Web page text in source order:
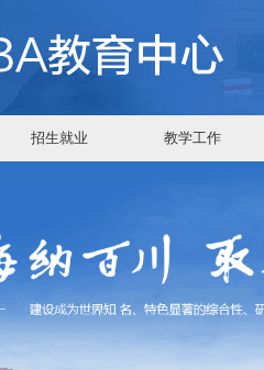
招生就业 教学工作